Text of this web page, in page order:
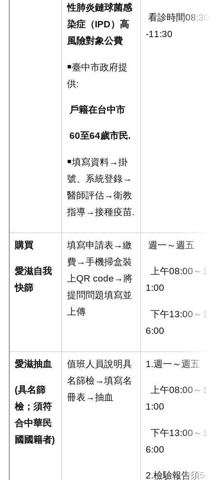
性肺炎鏈球菌感
染症（IPD）高
風險對象公費
￭臺中市政府提
供:
戶籍在台中市
60至64歲市民.
￭填寫資料→掛
號、系統登錄→
醫師評估→衛教
指導→接種疫苗.
看診時間08:30
-11:30
購買
愛滋自我
快篩
填寫申請表→繳
費→手機掃盒裝
上QR code→將
提問問題填寫並
上傳
週一～週五
上午08:00～1
1:00
下午13:00～1
6:00
愛滋抽血
(具名篩
檢；須符
合中華民
國國籍者)
值班人員說明具
名篩檢→填寫名
冊表→抽血
1.週一～週五
上午08:00～1
1:00
下午13:00～1
6:00
2.檢驗報告須5-